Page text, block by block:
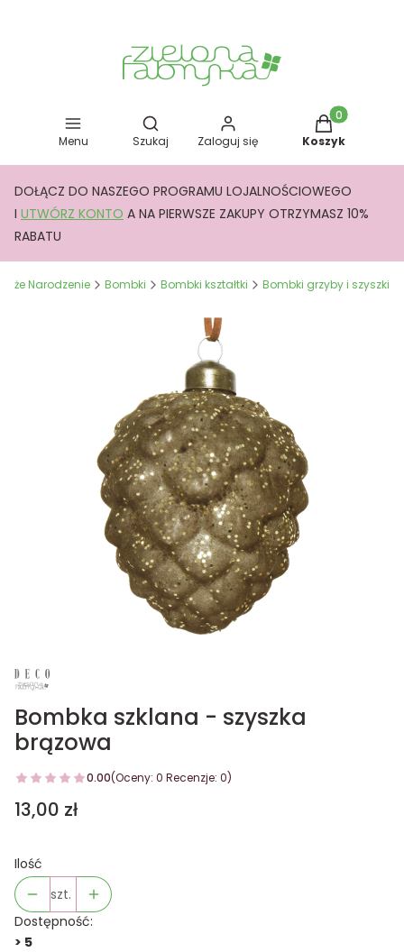
Menu
Otwórz wyszukiwarkę
Szukaj Zaloguj się
Produkty w
Koszyk
DOŁĄCZ DO NASZEGO PROGRAMU LOJALNOŚCIOWEGO
I UTWÓRZ KONTO A NA PIERWSZE ZAKUPY OTRZYMASZ 10%
RABATU
Boże Narodzenie Bombki Bombki kształtki Bombki grzyby i szyszki
Bombka szklana - szyszka
brązowa
0.00(Oceny: 0 Recenzje: 0)
Cena
13,00 zł
Ilość
szt.
Dostępność:
> 5